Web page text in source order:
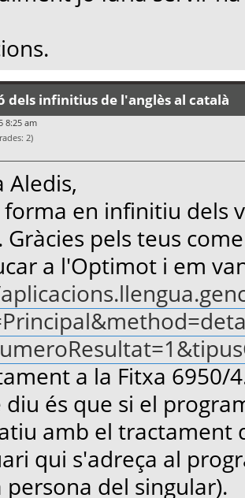
dels infinitius de l'anglès al català
8:25 am
2)
Aledis,
forma en infinitiu dels
Gràcies pels teus
a l'Optimot i em
a la Fitxa 6950/
diu és que si el
amb el tractament
qui s'adreça al
persona del singular).